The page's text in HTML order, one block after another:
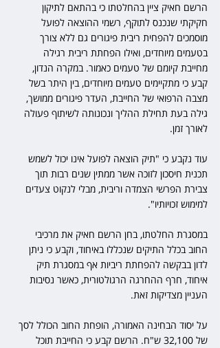
הרשם חאיק ציין בהחלטתו כי בהתאם לתיקון
חקיקתי שנכנס לתוקף, רשמי ההוצאה לפועל
מוסמכים להפחית ריבית פיגורים גם ללא צורך
בטעמים מיוחדים, ואילו הפחתת ריבית רגילה
מחייבת קיומם של טעמים כאמור. במקרה הנדון,
קבע כי מתקיימים טעמים מיוחדים, בין היתר בשל
מצבה הרפואי של החייבת, העדר פיגורים ממושך,
גילה בעת תחילת ההליך ונכונותה לשיתוף פעולה
לאורך זמן.
עוד נקבע כי "תיק הוצאה לפועל אינו יכול לשמש
תכנית חיסכון לזוכה אשר ממתין שנים רבות תוך
צבירת הפרשי הצמדה וריבית, מבלי לנקוט צעדים
למימוש זכויותיו".
במסגרת החלטתו, בחן הרשם חאיק את מרכיבי
החוב בכלל התיקים שנכללו באיחוד, וקבע כי ניתן
לדון בבקשה להפחתת ריביות אף במסגרת תיק
איחוד, חרף ההחרגה הרגולטורית, כאשר נסיבות
העניין מצדיקות זאת.
על יסוד הבחינה האמורה, הופחת החוב הכולל לסך
של 32,100 ש"ח. הרשם קבע כי החייבת תוכל